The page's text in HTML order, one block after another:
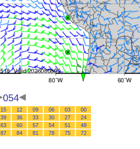
054
00
03
06
09
12
15
24
27
30
33
36
39
48
51
54
57
60
63
72
75
78
81
84
87